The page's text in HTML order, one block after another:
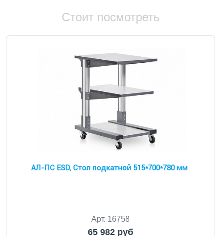
Стоит посмотреть
АЛ-ПС ESD, Стол подкатной 515*700*780 мм
Арт. 16758
65 982 руб